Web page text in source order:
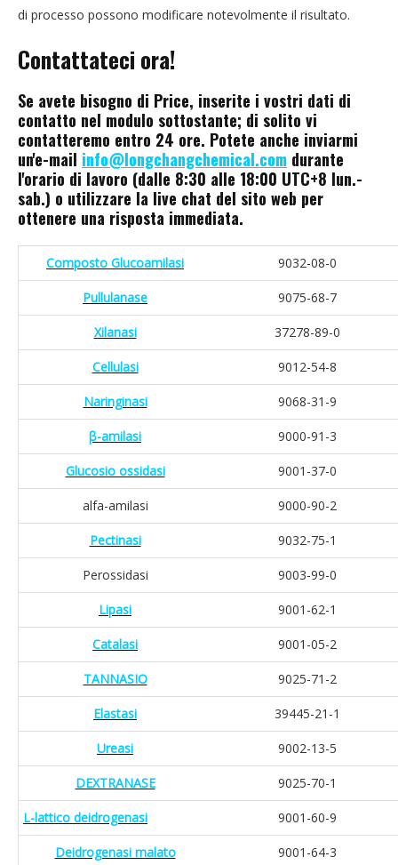
di processo possono modificare notevolmente il risultato.
Contattateci ora!
Se avete bisogno di Price, inserite i vostri dati di
contatto nel modulo sottostante; di solito vi
contatteremo entro 24 ore. Potete anche inviarmi
un'e-mail info@longchangchemical.com durante
l'orario di lavoro (dalle 8:30 alle 18:00 UTC+8 lun.-
sab.) o utilizzare la live chat del sito web per
ottenere una risposta immediata.
Composto Glucoamilasi 9032-08-0
Pullulanase 9075-68-7
Xilanasi 37278-89-0
Cellulasi 9012-54-8
Naringinasi 9068-31-9
β-amilasi 9000-91-3
Glucosio ossidasi 9001-37-0
alfa-amilasi 9000-90-2
Pectinasi 9032-75-1
Perossidasi 9003-99-0
Lipasi 9001-62-1
Catalasi 9001-05-2
TANNASIO 9025-71-2
Elastasi 39445-21-1
Ureasi 9002-13-5
DEXTRANASE 9025-70-1
L-lattico deidrogenasi 9001-60-9
Deidrogenasi malato 9001-64-3